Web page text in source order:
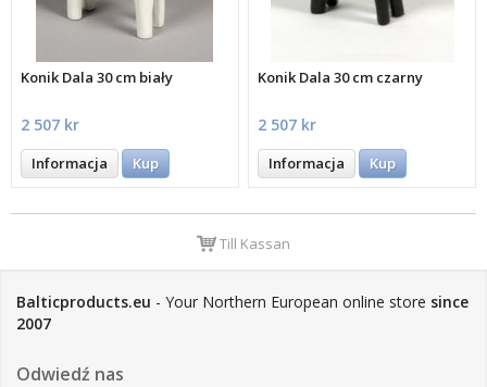
Konik Dala 30 cm biały
2 507 kr
Informacja Kup
Konik Dala 30 cm czarny
2 507 kr
Informacja Kup
Till Kassan
Balticproducts.eu - Your Northern European online store since
2007
Odwiedź nas